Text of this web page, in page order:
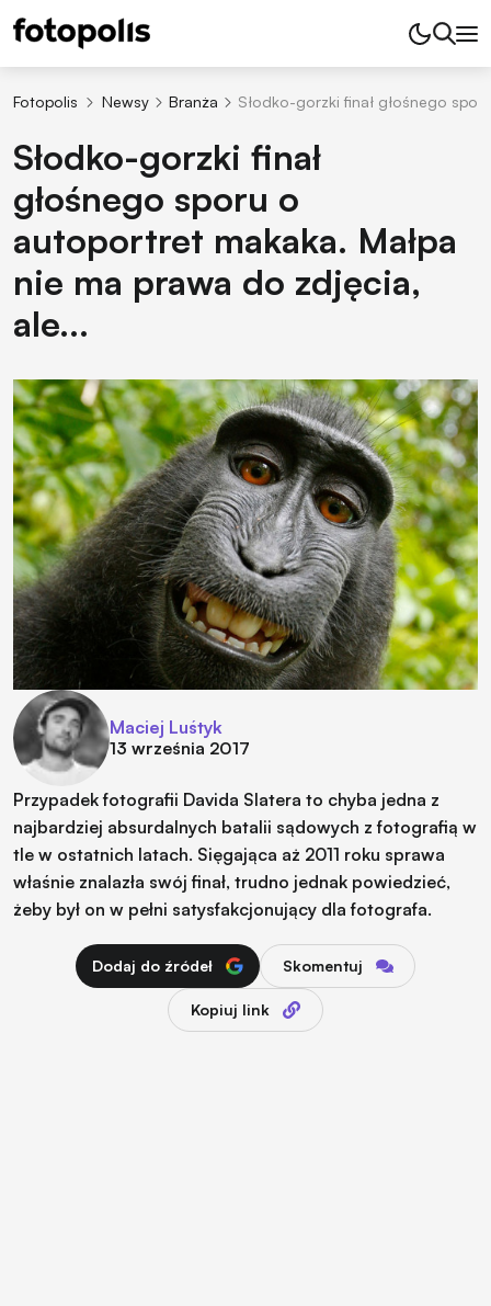
Fotopolis Newsy Branża Słodko-gorzki finał głośnego
Słodko-gorzki finał
głośnego sporu o
autoportret makaka. Małpa
nie ma prawa do zdjęcia,
ale...
Maciej Luśtyk
13 września 2017
Przypadek fotografii Davida Slatera to chyba jedna z
najbardziej absurdalnych batalii sądowych z fotografią w
tle w ostatnich latach. Sięgająca aż 2011 roku sprawa
właśnie znalazła swój finał, trudno jednak powiedzieć,
żeby był on w pełni satysfakcjonujący dla fotografa.
Dodaj do źródeł Skomentuj
Kopiuj link